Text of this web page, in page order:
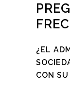
¿EL
CON